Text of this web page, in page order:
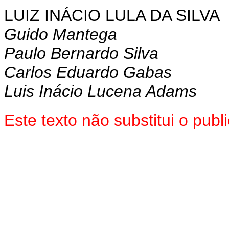
LUIZ INÁCIO LULA DA SILVA
Guido Mantega
Paulo Bernardo Silva
Carlos Eduardo Gabas
Luis Inácio Lucena Adams
Este texto não substitui o